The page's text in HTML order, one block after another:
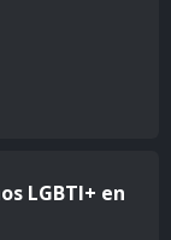
LGBTI+ en